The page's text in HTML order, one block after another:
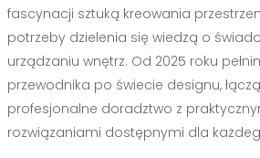
fascynacji sztuką kreowania
potrzeby dzielenia się wiedzą o
urządzaniu wnętrz. Od 2025 roku
przewodnika po świecie designu,
profesjonalne doradztwo z
rozwiązaniami dostępnymi dla